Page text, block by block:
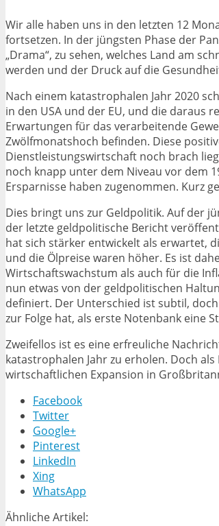
Wir alle haben uns in den letzten 12
fortsetzen. In der jüngsten Phase der
„Drama“, zu sehen, welches Land am
werden und der Druck auf die
Nach einem katastrophalen Jahr 2020
in den USA und der EU, und die daraus
Erwartungen für das verarbeitende
Zwölfmonatshoch befinden. Diese
Dienstleistungswirtschaft noch brach
noch knapp unter dem Niveau vor dem
Ersparnisse haben zugenommen. Kurz
Dies bringt uns zur Geldpolitik. Auf der
der letzte geldpolitische Bericht
hat sich stärker entwickelt als erwartet,
und die Ölpreise waren höher. Es ist
Wirtschaftswachstum als auch für die
nun etwas von der geldpolitischen
definiert. Der Unterschied ist subtil,
zur Folge hat, als erste Notenbank eine
Zweifellos ist es eine erfreuliche
katastrophalen Jahr zu erholen. Doch
wirtschaftlichen Expansion in
Facebook
Twitter
Google+
Pinterest
LinkedIn
Xing
WhatsApp
Ähnliche Artikel: